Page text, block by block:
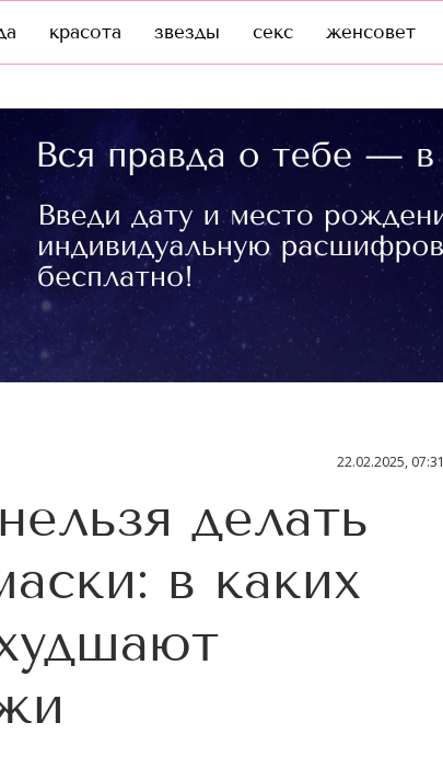
красота звезды секс женсовет
22.02.2025, 07:31
делать
в каких